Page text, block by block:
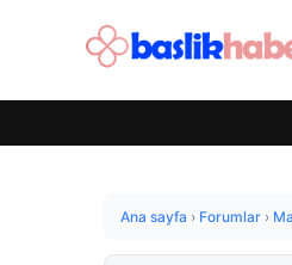
Ana sayfa › Forumlar ›